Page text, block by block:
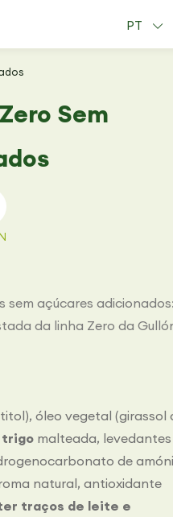
PT
Sem
sem açúcares adicionados:
da linha Zero da
óleo vegetal (girassol
trigo malteada, levedantes
de
natural, antioxidante
traços de leite e